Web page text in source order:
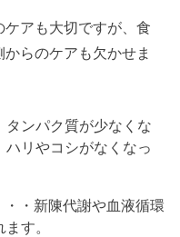
アも大切ですが、食
らのケアも欠かせま
タンパク質が少なくな
ハリやコシがなくなっ
・新陳代謝や血液循環
す。